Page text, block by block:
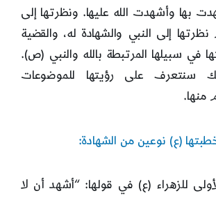
بها وأشهدت الله عليها. ونظرتها إلى
نظرتها إلى النبي والشهادة له، والقضية
في سبيلها المرتبطة بالله والنبي (ص).
سنتعرف على رؤيتها للموضوعات
منها.
(ع) نوعين من الشهادة:
للزهراء (ع) في قولها: “أشهد أن لا